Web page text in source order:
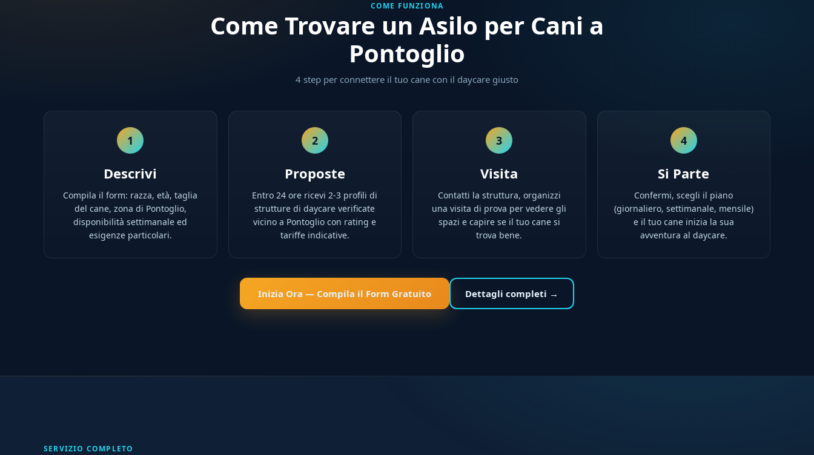
COME FUNZIONA
Come Trovare un Asilo per Cani a
Pontoglio
4 step per connettere il tuo cane con il daycare giusto
1
Descrivi
Compila il form: razza, età, taglia
del cane, zona di Pontoglio,
disponibilità settimanale ed
esigenze particolari.
2
Proposte
Entro 24 ore ricevi 2-3 profili di
strutture di daycare verificate
vicino a Pontoglio con rating e
tariffe indicative.
3
Visita
Contatti la struttura, organizzi
una visita di prova per vedere gli
spazi e capire se il tuo cane si
trova bene.
4
Si Parte
Confermi, scegli il piano
(giornaliero, settimanale, mensile)
e il tuo cane inizia la sua
avventura al daycare.
Inizia Ora — Compila il Form Gratuito Dettagli completi →
SERVIZIO COMPLETO